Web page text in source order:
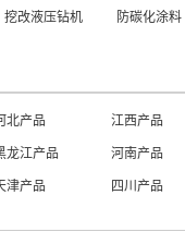
挖改液压钻机 防碳化涂料
北产品 江西产品
龙江产品 河南产品
津产品 四川产品